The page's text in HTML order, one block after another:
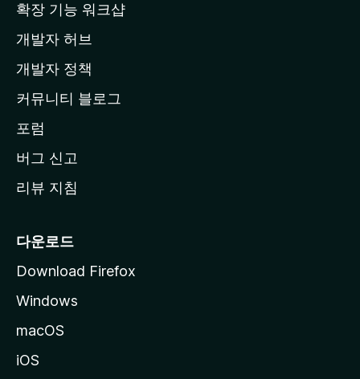
페
이
지
이
동
확장 기능 워크샵
개발자 허브
개발자 정책
커뮤니티 블로그
포럼
버그 신고
리뷰 지침
다운로드
Download Firefox
Windows
macOS
iOS